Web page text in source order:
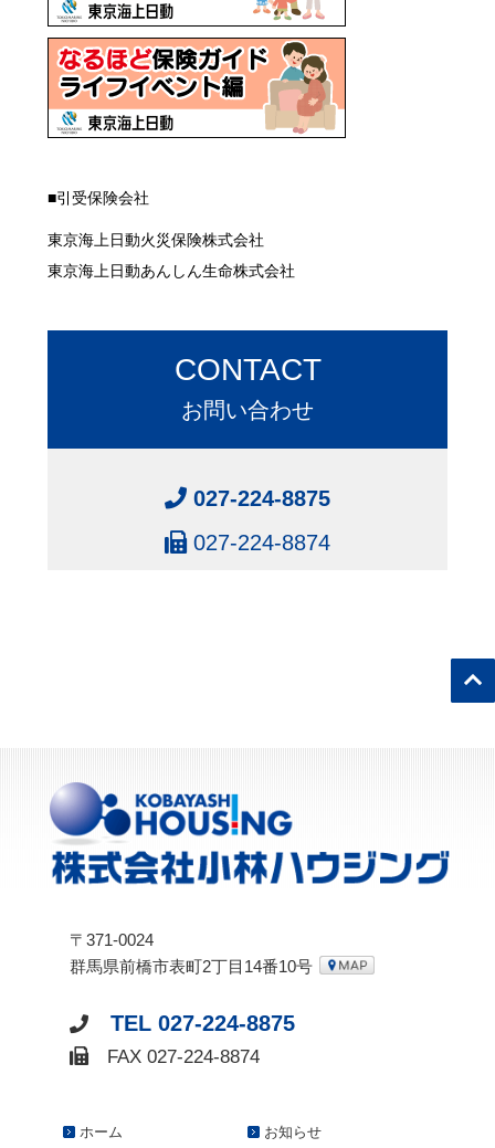
■引受保険会社
東京海上日動火災保険株式会社
東京海上日動あんしん生命株式会社
CONTACT
お問い合わせ
027-224-8875
027-224-8874
〒371-0024
群馬県前橋市表町2丁目14番10号
TEL 027-224-8875
FAX 027-224-8874
ホーム お知らせ